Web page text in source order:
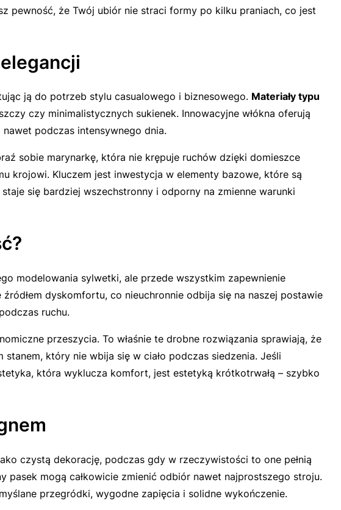
pewność, że Twój ubiór nie straci formy po kilku praniach, co jest
ją do potrzeb stylu casualowego i biznesowego. Materiały typu
czy minimalistycznych sukienek. Innowacyjne włókna oferują
podczas intensywnego dnia.
sobie marynarkę, która nie krępuje ruchów dzięki domieszce
krojowi. Kluczem jest inwestycja w elementy bazowe, które są
się bardziej wszechstronny i odporny na zmienne warunki
modelowania sylwetki, ale przede wszystkim zapewnienie
dyskomfortu, co nieuchronnie odbija się na naszej postawie
ruchu.
przeszycia. To właśnie te drobne rozwiązania sprawiają, że
który nie wbija się w ciało podczas siedzenia. Jeśli
która wyklucza komfort, jest estetyką krótkotrwałą – szybko
czystą dekorację, podczas gdy w rzeczywistości to one pełnią
mogą całkowicie zmienić odbiór nawet najprostszego stroju.
przegródki, wygodne zapięcia i solidne wykończenie.